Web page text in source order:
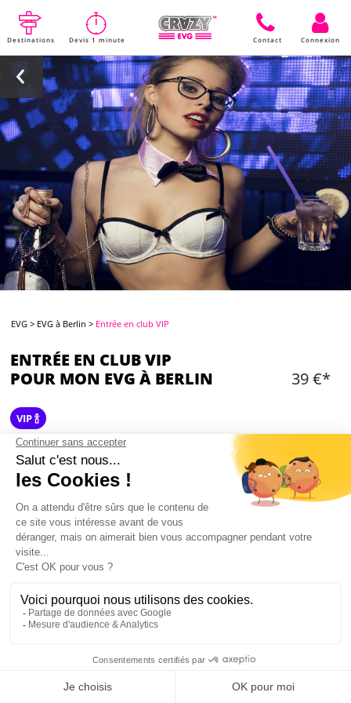
Destinations Devis 1 minute Contact Connexion
EVG > EVG à Berlin > Entrée en club VIP
ENTRÉE EN CLUB VIP
POUR MON EVG À BERLIN
39 €*
VIP 🍾
CONTENU
Entrée en boîte pour tout votre groupe
1 boisson
Disponible vendredi et samedi, de 23h à 06h
Mon EVG à Berlin